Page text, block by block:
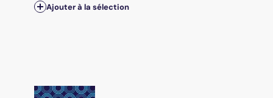
Ajouter à la sélection